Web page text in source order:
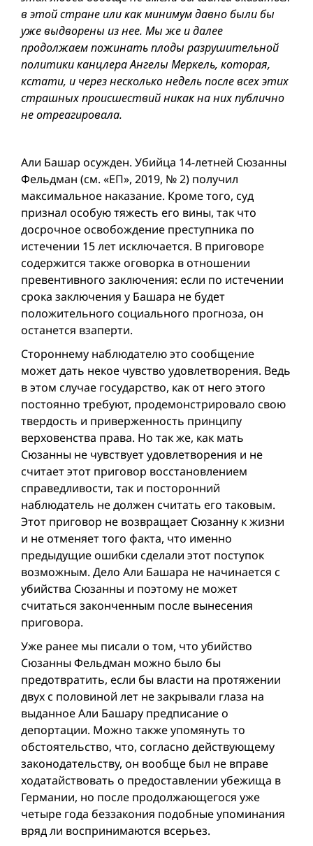
в этой стране или как минимум давно были бы
уже выдворены из нее. Мы же и далее
продолжаем пожинать плоды разрушительной
политики канц­лера Ангелы Меркель, которая,
кстати, и через несколько недель после всех этих
страшных происшествий никак на них публично
не отреагировала.
Али Башар осужден. Убийца 14-летней Сюзанны
Фельдман (см. «ЕП», 2019, № 2) получил
максимальное наказание. Кроме того, суд
признал особую тяжесть его вины, так что
досрочное освобождение преступника по
истечении 15 лет исключается. В приговоре
содержится также оговорка в отношении
превентивного заключения: если по истечении
срока заключения у Башара не будет
положительного социального прогноза, он
останется взаперти.
Стороннему наблюдателю это сообщение
может дать некое чувство удовлетворения. Ведь
в этом случае государство, как от него этого
постоянно требуют, продемонстрировало свою
твердость и приверженность принципу
верховенства права. Но так же, как мать
Сюзанны не чувствует удовлетворения и не
считает этот приговор восстановлением
справедливости, так и посторонний
наблюдатель не должен считать его таковым.
Этот приговор не возвращает Сюзанну к жизни
и не отменяет того факта, что именно
предыдущие ошибки сделали этот поступок
возможным. Дело Али Башара не начинается с
убийства Сюзанны и поэтому не может
считаться законченным после вынесения
приговора.
Уже ранее мы писали о том, что убийство
Сюзанны Фельдман можно было бы
предотвратить, если бы власти на протяжении
двух с половиной лет не закрывали глаза на
выданное Али Башару предписание о
депортации. Можно также упомянуть то
обстоятельство, что, согласно действующему
законодательству, он вообще был не вправе
ходатайствовать о предоставлении убежища в
Германии, но после продолжающегося уже
четыре года беззакония подобные упоминания
вряд ли воспринимаются всерьез.